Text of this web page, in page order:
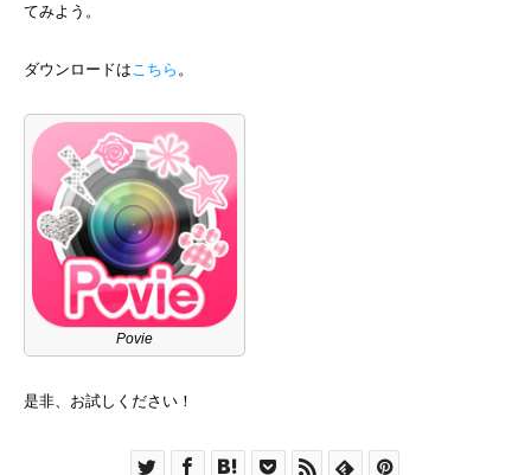
てみよう。
ダウンロードは こちら 。
Povie
是非、お試しください！